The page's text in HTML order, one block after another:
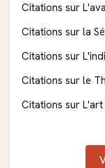
Citations sur
Citations sur la
Citations sur
Citations sur le
Citations sur